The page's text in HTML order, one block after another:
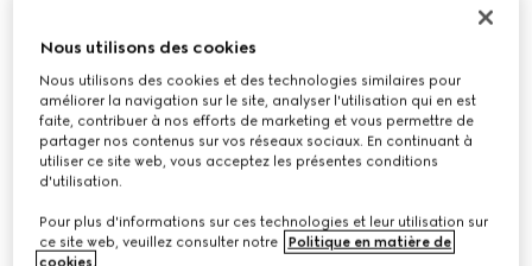
Nous utilisons des cookies
Nous utilisons des cookies et des technologies similaires pour
améliorer la navigation sur le site, analyser l'utilisation qui en est
faite, contribuer à nos efforts de marketing et vous permettre de
partager nos contenus sur vos réseaux sociaux. En continuant à
utiliser ce site web, vous acceptez les présentes conditions
d'utilisation.
Pour plus d'informations sur ces technologies et leur utilisation sur
ce site web, veuillez consulter notre
Politique en matière de
cookies.